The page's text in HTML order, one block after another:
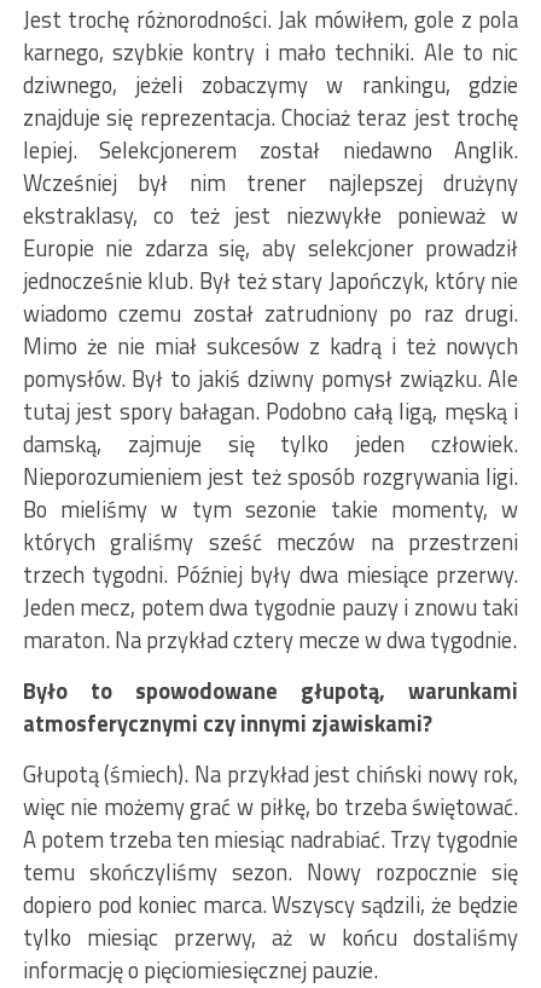
Jest trochę różnorodności. Jak mówiłem, gole z pola
karnego, szybkie kontry i mało techniki. Ale to nic
dziwnego, jeżeli zobaczymy w rankingu, gdzie
znajduje się reprezentacja. Chociaż teraz jest trochę
lepiej. Selekcjonerem został niedawno Anglik.
Wcześniej był nim trener najlepszej drużyny
ekstraklasy, co też jest niezwykłe ponieważ w
Europie nie zdarza się, aby selekcjoner prowadził
jednocześnie klub. Był też stary Japończyk, który nie
wiadomo czemu został zatrudniony po raz drugi.
Mimo że nie miał sukcesów z kadrą i też nowych
pomysłów. Był to jakiś dziwny pomysł związku. Ale
tutaj jest spory bałagan. Podobno całą ligą, męską i
damską, zajmuje się tylko jeden człowiek.
Nieporozumieniem jest też sposób rozgrywania ligi.
Bo mieliśmy w tym sezonie takie momenty, w
których graliśmy sześć meczów na przestrzeni
trzech tygodni. Później były dwa miesiące przerwy.
Jeden mecz, potem dwa tygodnie pauzy i znowu taki
maraton. Na przykład cztery mecze w dwa tygodnie.
Było to spowodowane głupotą, warunkami
atmosferycznymi czy innymi zjawiskami?
Głupotą (śmiech). Na przykład jest chiński nowy rok,
więc nie możemy grać w piłkę, bo trzeba świętować.
A potem trzeba ten miesiąc nadrabiać. Trzy tygodnie
temu skończyliśmy sezon. Nowy rozpocznie się
dopiero pod koniec marca. Wszyscy sądzili, że będzie
tylko miesiąc przerwy, aż w końcu dostaliśmy
informację o pięciomiesięcznej pauzie.